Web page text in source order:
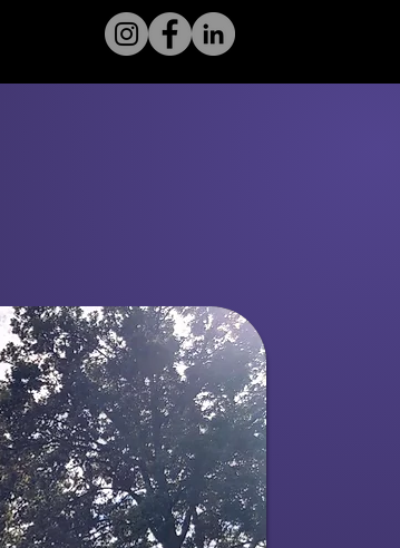
Psst!
Har du hört om vårt
nya
Trygghetsavtal? Ge
ditt tak kärleken det
förtjänar
Läs mer